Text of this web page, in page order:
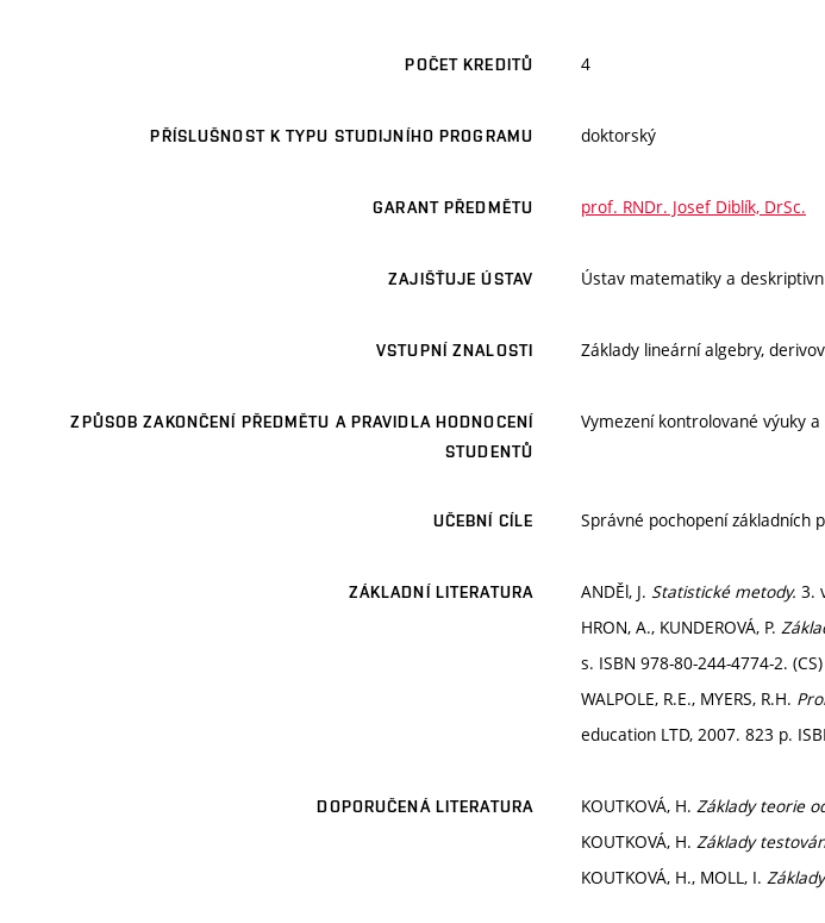
POČET KREDITŮ 4
PŘÍSLUŠNOST K TYPU STUDIJNÍHO PROGRAMU doktorský
GARANT PŘEDMĚTU prof. RNDr. Josef Diblík, DrSc.
ZAJIŠŤUJE ÚSTAV Ústav matematiky a
VSTUPNÍ ZNALOSTI Základy lineární algebry,
ZPŮSOB ZAKONČENÍ PŘEDMĚTU A PRAVIDLA HODNOCENÍ
STUDENTŮ
Vymezení kontrolované výuky
UČEBNÍ CÍLE Správné pochopení základních
ZÁKLADNÍ LITERATURA ANDĚl, J. Statistické metody. 3.
HRON, A., KUNDEROVÁ, P.
s. ISBN 978-80-244-4774-2. (CS)
WALPOLE, R.E., MYERS, R.H.
education LTD, 2007. 823 p.
DOPORUČENÁ LITERATURA KOUTKOVÁ, H. Základy teorie
KOUTKOVÁ, H. Základy
KOUTKOVÁ, H., MOLL, I.